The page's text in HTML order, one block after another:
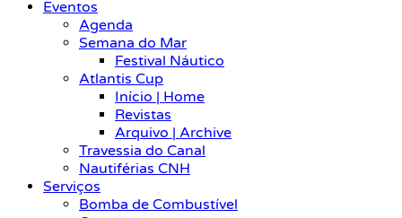
Eventos
Agenda
Semana do Mar
Festival Náutico
Atlantis Cup
Início | Home
Revistas
Arquivo | Archive
Travessia do Canal
Nautiférias CNH
Serviços
Bomba de Combustível